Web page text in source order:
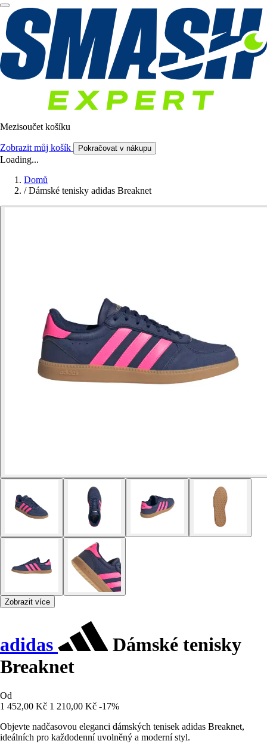
Mezisoučet košíku
Zobrazit můj košík Pokračovat v nákupu
Loading...
Domů
/ Dámské tenisky adidas Breaknet
Zobrazit více
adidas
Dámské tenisky
Breaknet
Od
1 452,00 Kč 1 210,00 Kč -17%
Objevte nadčasovou eleganci dámských tenisek adidas Breaknet,
ideálních pro každodenní uvolněný a moderní styl.